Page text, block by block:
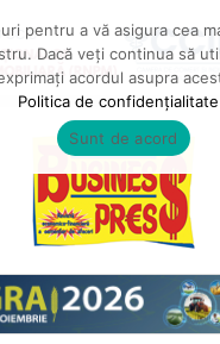
pentru a vă asigura cea
Dacă veți continua să
acordul asupra
Politica de confidențialitate
Sunt de acord